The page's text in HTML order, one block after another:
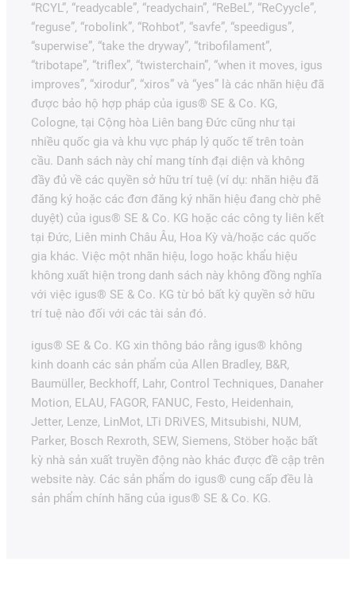
“RCYL”, “readycable”, “readychain”, “ReBeL”, “ReCyycle”,
“reguse”, “robolink”, “Rohbot”, “savfe”, “speedigus”,
“superwise”, “take the dryway”, “tribofilament”,
“tribotape”, “triflex”, “twisterchain”, “when it moves, igus
improves”, “xirodur”, “xiros” và “yes” là các nhãn hiệu đã
được bảo hộ hợp pháp của igus® SE & Co. KG,
Cologne, tại Cộng hòa Liên bang Đức cũng như tại
nhiều quốc gia và khu vực pháp lý quốc tế trên toàn
cầu. Danh sách này chỉ mang tính đại diện và không
đầy đủ về các quyền sở hữu trí tuệ (ví dụ: nhãn hiệu đã
đăng ký hoặc các đơn đăng ký nhãn hiệu đang chờ phê
duyệt) của igus® SE & Co. KG hoặc các công ty liên kết
tại Đức, Liên minh Châu Âu, Hoa Kỳ và/hoặc các quốc
gia khác. Việc một nhãn hiệu, logo hoặc khẩu hiệu
không xuất hiện trong danh sách này không đồng nghĩa
với việc igus® SE & Co. KG từ bỏ bất kỳ quyền sở hữu
trí tuệ nào đối với các tài sản đó.
igus® SE & Co. KG xin thông báo rằng igus® không
kinh doanh các sản phẩm của Allen Bradley, B&R,
Baumüller, Beckhoff, Lahr, Control Techniques, Danaher
Motion, ELAU, FAGOR, FANUC, Festo, Heidenhain,
Jetter, Lenze, LinMot, LTi DRiVES, Mitsubishi, NUM,
Parker, Bosch Rexroth, SEW, Siemens, Stöber hoặc bất
kỳ nhà sản xuất truyền động nào khác được đề cập trên
website này. Các sản phẩm do igus® cung cấp đều là
sản phẩm chính hãng của igus® SE & Co. KG.